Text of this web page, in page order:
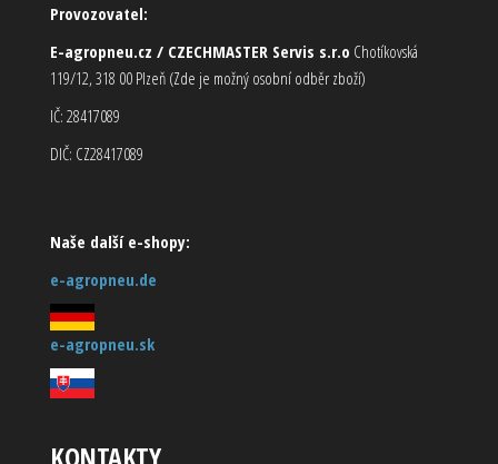
Provozovatel:
E-agropneu.cz / CZECHMASTER Servis s.r.o Chotíkovská
119/12, 318 00 Plzeň (Zde je možný osobní odběr zboží)
IČ: 28417089
DIČ: CZ28417089
Naše další e-shopy:
e-agropneu.de
e-agropneu.sk